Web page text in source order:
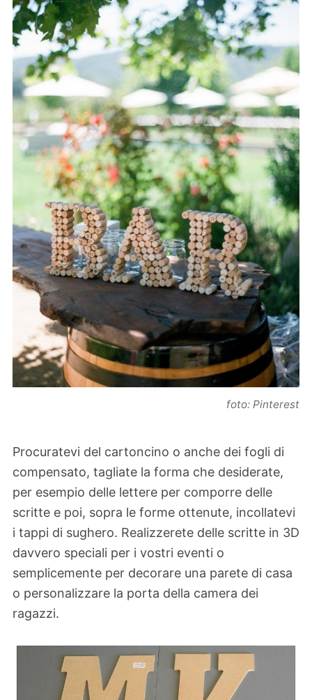
foto: Pinterest
Procuratevi del cartoncino o anche dei fogli di
compensato, tagliate la forma che desiderate,
per esempio delle lettere per comporre delle
scritte e poi, sopra le forme ottenute, incollatevi
i tappi di sughero. Realizzerete delle scritte in 3D
davvero speciali per i vostri eventi o
semplicemente per decorare una parete di casa
o personalizzare la porta della camera dei
ragazzi.